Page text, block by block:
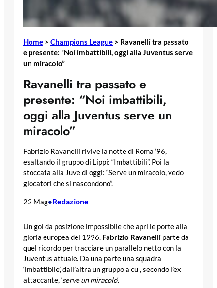
Home > Champions League > Ravanelli tra passato
e presente: “Noi imbattibili, oggi alla Juventus serve
un miracolo”
Ravanelli tra passato e
presente: “Noi imbattibili,
oggi alla Juventus serve un
miracolo”
Fabrizio Ravanelli rivive la notte di Roma ’96,
esaltando il gruppo di Lippi: “Imbattibili”. Poi la
stoccata alla Juve di oggi: “Serve un miracolo, vedo
giocatori che si nascondono”.
22 Mag•Redazione
Un gol da posizione impossibile che aprì le porte alla
gloria europea del 1996. Fabrizio Ravanelli parte da
quel ricordo per tracciare un parallelo netto con la
Juventus attuale. Da una parte una squadra
‘imbattibile’, dall’altra un gruppo a cui, secondo l’ex
attaccante, ‘serve un miracolo‘.